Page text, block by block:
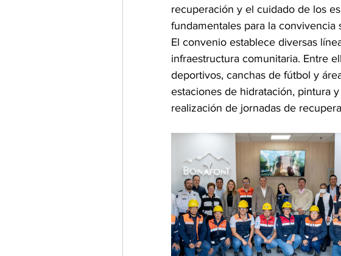
recuperación y el cuidado de los
fundamentales para la convivencia
El convenio establece diversas
infraestructura comunitaria. Entre
deportivos, canchas de fútbol y
estaciones de hidratación, pintura
realización de jornadas de